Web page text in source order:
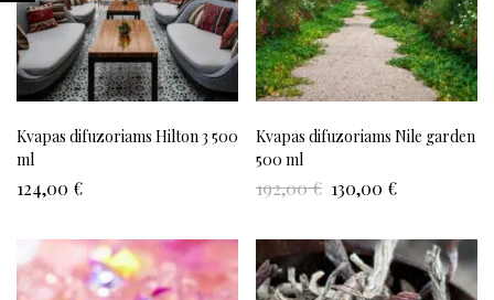
Kvapas difuzoriams Hilton 3 500
ml
124,00 €
Kvapas difuzoriams Nile garden
500 ml
192,00€ 130,00 €